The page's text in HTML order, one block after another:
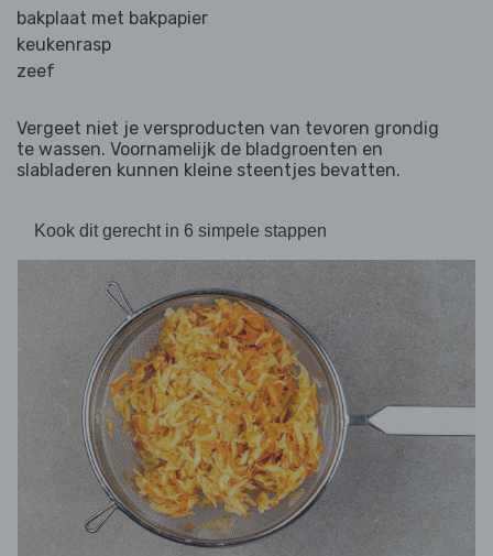
bakplaat met bakpapier
keukenrasp
zeef
Vergeet niet je versproducten van tevoren grondig
te wassen. Voornamelijk de bladgroenten en
slabladeren kunnen kleine steentjes bevatten.
Kook dit gerecht in 6 simpele stappen